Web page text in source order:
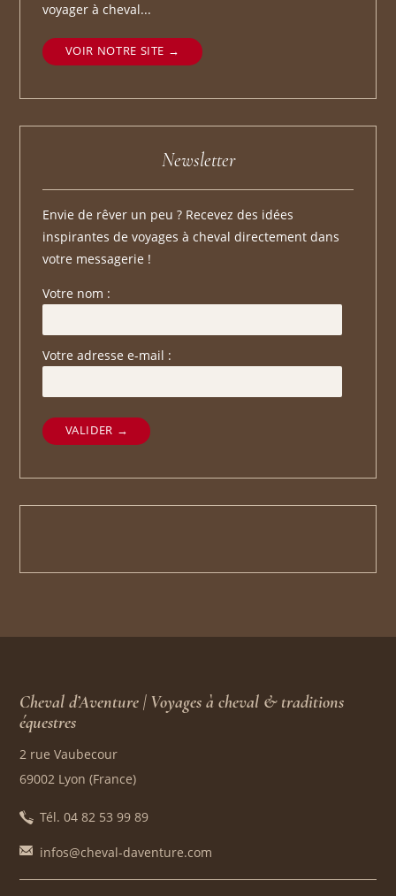
voyager à cheval...
VOIR NOTRE SITE
Newsletter
Envie de rêver un peu ? Recevez des idées
inspirantes de voyages à cheval directement dans
votre messagerie !
Votre nom :
Votre adresse e-mail :
VALIDER →
Cheval d’Aventure | Voyages à cheval & traditions
équestres
2 rue Vaubecour
69002 Lyon (France)
Tél. 04 82 53 99 89
infos@cheval-daventure.com